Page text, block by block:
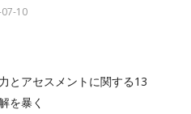
10
とアセスメントに関する13
を暴く